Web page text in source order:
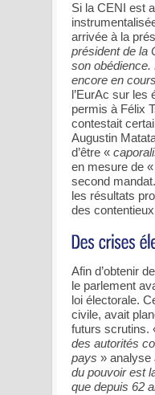
Si la CENI est
arrivée à la
président de la
son
encore en
l’EurAc sur les
permis à Félix
contestait
Augustin
d’être «
en mesure de «
second
les résultats
des
Afin d’obtenir
le parlement
loi électorale.
civile, avait
futurs scrutins.
des autorités
pays » analyse
du pouvoir est
que depuis 62